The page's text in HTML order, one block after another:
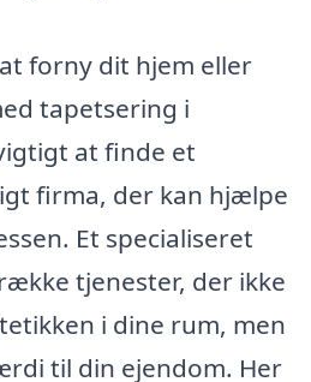
forny dit hjem eller
tapetsering i
at finde et
firma, der kan hjælpe
Et specialiseret
tjenester, der ikke
i dine rum, men
til din ejendom. Her